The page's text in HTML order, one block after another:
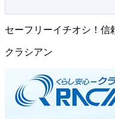
セーフリーイチオシ！信
クラシアン